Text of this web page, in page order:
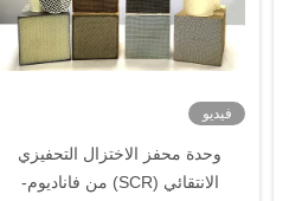
فيديو
وحدة محفز الاختزال التحفيزي
الانتقائي (SCR) من فاناديوم-